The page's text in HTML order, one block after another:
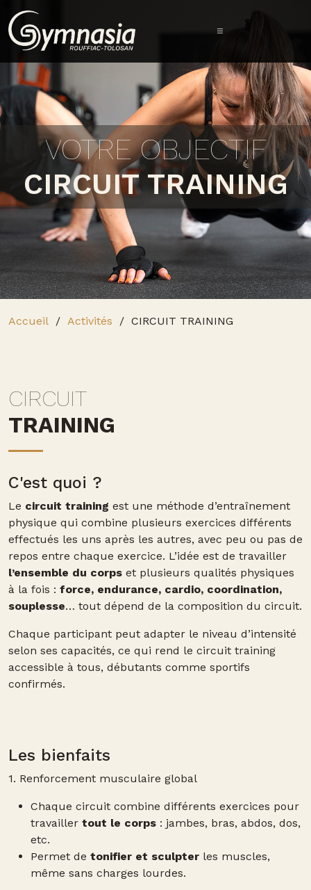
VOTRE OBJECTIF
CIRCUIT TRAINING
Accueil Activités CIRCUIT TRAINING
CIRCUIT
TRAINING
C'est quoi ?
Le circuit training est une méthode d’entraînement
physique qui combine plusieurs exercices différents
effectués les uns après les autres, avec peu ou pas de
repos entre chaque exercice. L’idée est de travailler
l’ensemble du corps et plusieurs qualités physiques
à la fois : force, endurance, cardio, coordination,
souplesse… tout dépend de la composition du circuit.
Chaque participant peut adapter le niveau d’intensité
selon ses capacités, ce qui rend le circuit training
accessible à tous, débutants comme sportifs
confirmés.
Les bienfaits
1. Renforcement musculaire global
Chaque circuit combine différents exercices pour
travailler tout le corps : jambes, bras, abdos, dos,
etc.
Permet de tonifier et sculpter les muscles,
même sans charges lourdes.